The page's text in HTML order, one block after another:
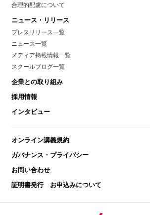
合理的配慮について
ニュース・リリース
プレスリリース一覧
ニュース一覧
メディア掲載情報一覧
スクールブログ一覧
企業との取り組み
採用情報
インタビュー
オンライン講義規約
ガバナンス・プライバシー
お問い合わせ
証明書発行 お申込みについて